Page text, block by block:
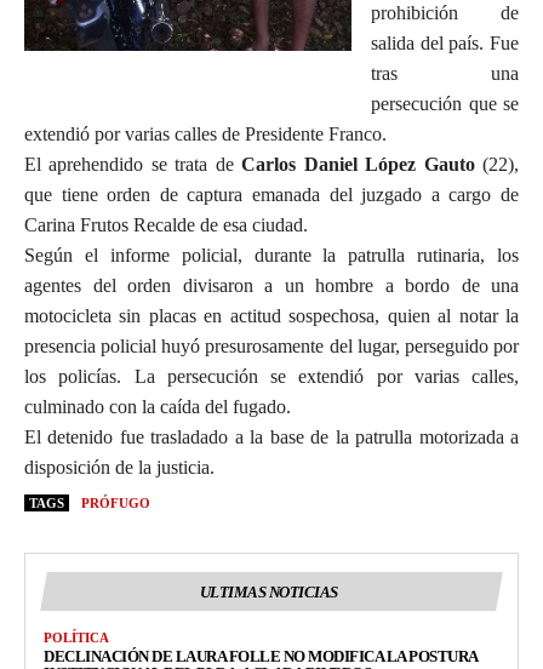
prohibición de
salida del país. Fue
tras una
persecución que se
extendió por varias calles de Presidente Franco.
El aprehendido se trata deCarlos Daniel López Gauto(22),
que tiene orden de captura emanada del juzgado a cargo de
Carina Frutos Recalde de esa ciudad.
Según el informe policial, durante la patrulla rutinaria, los
agentes del orden divisaron a un hombre a bordo de una
motocicleta sin placas en actitud sospechosa, quien al notar la
presencia policial huyó presurosamente del lugar, perseguido por
los policías. La persecución se extendió por varias calles,
culminado con la caída del fugado.
El detenido fue trasladado a la base de la patrulla motorizada a
disposición de la justicia.
TAGS PRÓFUGO
ULTIMAS NOTICIAS
POLÍTICA
DECLINACIÓN DE LAURA FOLLE NO MODIFICA LA POSTURA